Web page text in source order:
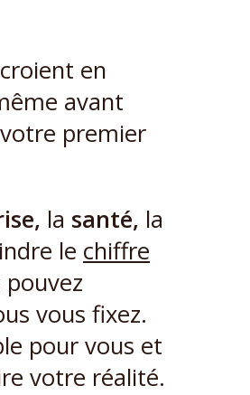
en
avant
premier
la santé, la
le chiffre
vous fixez.
pour vous et
votre réalité.